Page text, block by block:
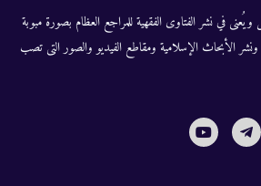
في نشر الفتاوى الفقهية للمراجع العظام بصورة مبوبة
ونشر الأبحاث الإسلامية ومقاطع الفيديو والصور التى تصب